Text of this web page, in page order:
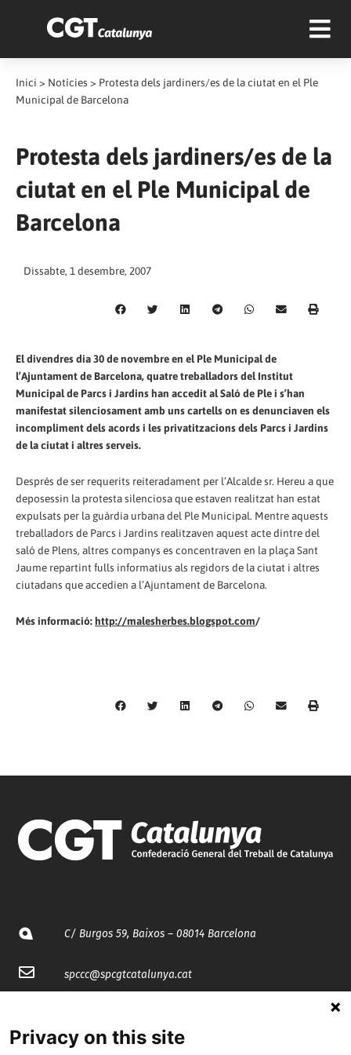
Inici > Notícies > Protesta dels jardiners/es de la ciutat en el Ple
Municipal de Barcelona
Protesta dels jardiners/es de la
ciutat en el Ple Municipal de
Barcelona
Dissabte, 1 desembre, 2007
El divendres dia 30 de novembre en el Ple Municipal de
l’Ajuntament de Barcelona, quatre treballadors del Institut
Municipal de Parcs i Jardins han accedit al Saló de Ple i s’han
manifestat silenciosament amb uns cartells on es denunciaven els
incompliment dels acords i les privatitzacions dels Parcs i Jardins
de la ciutat i altres serveis.
Després de ser requerits reiteradament per l’Alcalde sr. Hereu a que
deposessin la protesta silenciosa que estaven realitzat han estat
expulsats per la guàrdia urbana del Ple Municipal. Mentre aquests
treballadors de Parcs i Jardins realitzaven aquest acte dintre del
saló de Plens, altres companys es concentraven en la plaça Sant
Jaume repartint fulls informatius als regidors de la ciutat i altres
ciutadans que accedien a l’Ajuntament de Barcelona.
Més informació:http://malesherbes.blogspot.com/
C/ Burgos 59, Baixos – 08014 Barcelona
spccc@spcgtcatalunya.cat
Privacy on this site